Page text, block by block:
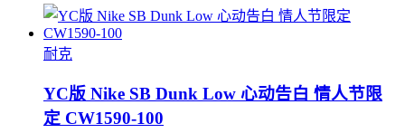
耐克
YC版 Nike SB Dunk Low 心动告白 情人节限
定 CW1590-100